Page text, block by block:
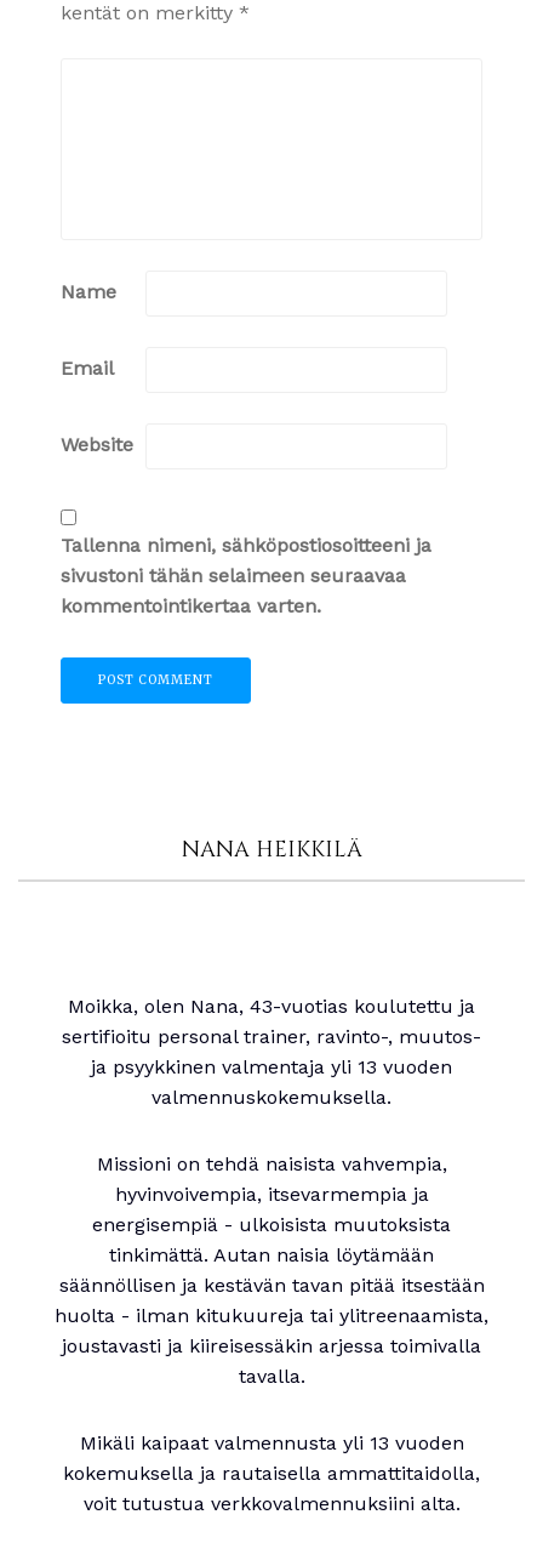
kentät on merkitty *
Name
Email
Website
Tallenna nimeni, sähköpostiosoitteeni ja
sivustoni tähän selaimeen seuraavaa
kommentointikertaa varten.
NANA HEIKKILÄ
Moikka, olen Nana, 43-vuotias koulutettu ja
sertifioitu personal trainer, ravinto-, muutos-
ja psyykkinen valmentaja yli 13 vuoden
valmennuskokemuksella.
Missioni on tehdä naisista vahvempia,
hyvinvoivempia, itsevarmempia ja
energisempiä - ulkoisista muutoksista
tinkimättä. Autan naisia löytämään
säännöllisen ja kestävän tavan pitää itsestään
huolta - ilman kitukuureja tai ylitreenaamista,
joustavasti ja kiireisessäkin arjessa toimivalla
tavalla.
Mikäli kaipaat valmennusta yli 13 vuoden
kokemuksella ja rautaisella ammattitaidolla,
voit tutustua verkkovalmennuksiini alta.